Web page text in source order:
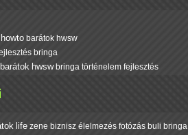
howto barátok hwsw
bringa
barátok hwsw bringa történelem fejlesztés
life zene biznisz élelmezés fotózás buli bringa